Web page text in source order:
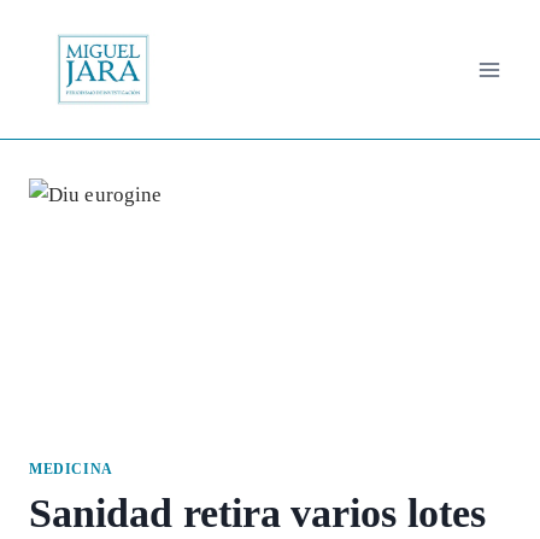
contenido
MEDICINA
Sanidad retira varios lotes